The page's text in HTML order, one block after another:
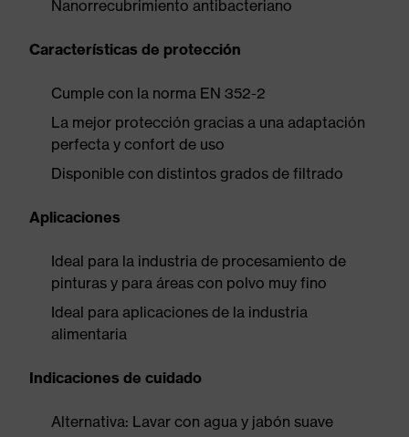
Nanorrecubrimiento antibacteriano
Características de protección
Cumple con la norma EN 352-2
La mejor protección gracias a una adaptación
perfecta y confort de uso
Disponible con distintos grados de filtrado
Aplicaciones
Ideal para la industria de procesamiento de
pinturas y para áreas con polvo muy fino
Ideal para aplicaciones de la industria
alimentaria
Indicaciones de cuidado
Alternativa: Lavar con agua y jabón suave